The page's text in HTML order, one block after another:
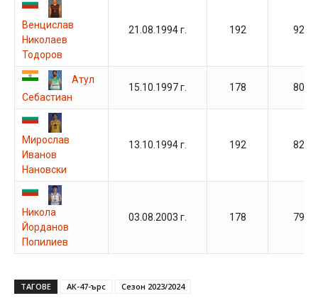
Венцислав
Николаев
Тодоров
21.08.1994 г. 192 92
Атул
Себастиан
15.10.1997 г. 178 80
Мирослав
Иванов
Нановски
13.10.1994 г. 192 82
Никола
Йорданов
Попилиев
03.08.2003 г. 178 79
ТАГОВЕ АК-47-ърс Сезон 2023/2024